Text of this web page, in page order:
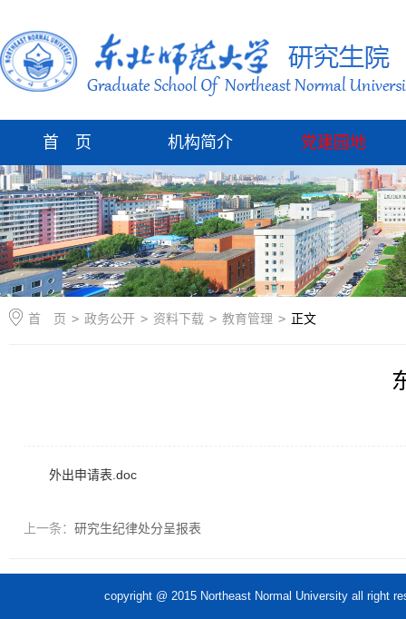
首 页 机构简介 党建园地
首 页 > 政务公开 > 资料下载 > 教育管理 > 正文
外出申请表.doc
上一条： 研究生纪律处分呈报表
copyright @ 2015 Northeast Normal University all